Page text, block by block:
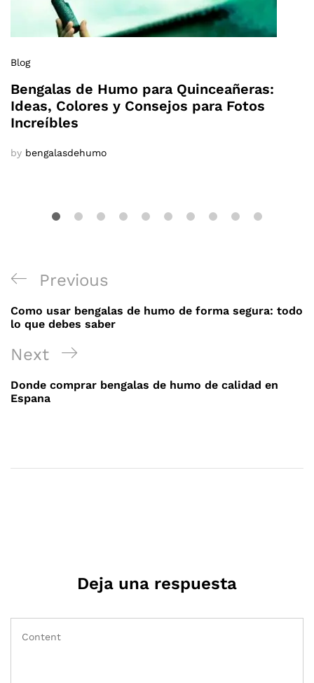
Blog
Bengalas de Humo para Quinceañeras:
Ideas, Colores y Consejos para Fotos
Increíbles
by bengalasdehumo
Navegación
de
entradas
Previous
Post
Previous
Como usar bengalas de humo de forma segura: todo
lo que debes saber
Next
Post
Next
Donde comprar bengalas de humo de calidad en
Espana
Deja una respuesta